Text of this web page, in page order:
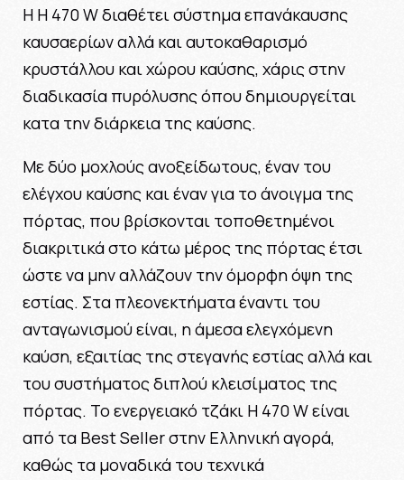
Η H 470 W διαθέτει σύστημα επανάκαυσης
καυσαερίων αλλά και αυτοκαθαρισμό
κρυστάλλου και χώρου καύσης, χάρις στην
διαδικασία πυρόλυσης όπου δημιουργείται
κατα την διάρκεια της καύσης.
Με δύο μοχλούς ανοξείδωτους, έναν του
ελέγχου καύσης και έναν για το άνοιγμα της
πόρτας, που βρίσκονται τοποθετημένοι
διακριτικά στο κάτω μέρος της πόρτας έτσι
ώστε να μην αλλάζουν την όμορφη όψη της
εστίας. Στα πλεονεκτήματα έναντι του
ανταγωνισμού είναι, η άμεσα ελεγχόμενη
καύση, εξαιτίας της στεγανής εστίας αλλά και
του συστήματος διπλού κλεισίματος της
πόρτας. Το ενεργειακό τζάκι H 470 W είναι
από τα Best Seller στην Ελληνική αγορά,
καθώς τα μοναδικά του τεχνικά